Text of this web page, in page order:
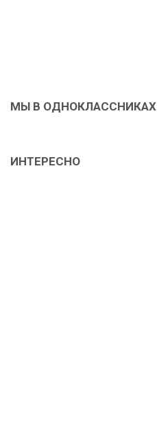
МЫ В ОДНОКЛАССНИКАХ
ИНТЕРЕСНО